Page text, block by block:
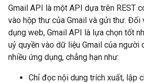
Gmail API là một API dựa trên REST
vào hộp thư của Gmail và gửi thư. Đối
dụng web, Gmail API là lựa chọn tốt
uỷ quyền vào dữ liệu Gmail của người
nhiều ứng dụng, chẳng hạn như:
Chỉ đọc nội dung trích xuất, lập